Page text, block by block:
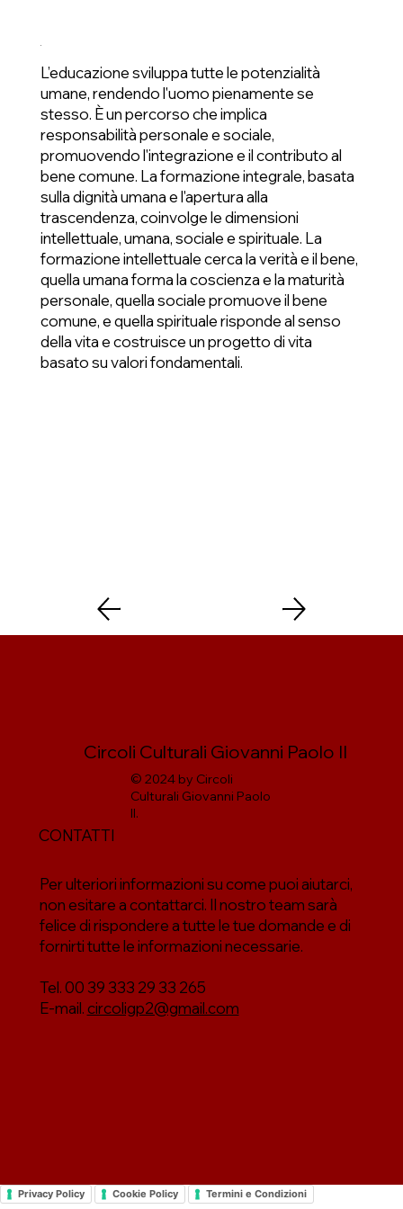
L’educazione sviluppa tutte le potenzialità
umane, rendendo l'uomo pienamente se
stesso. È un percorso che implica
responsabilità personale e sociale,
promuovendo l'integrazione e il contributo al
bene comune. La formazione integrale, basata
sulla dignità umana e l'apertura alla
trascendenza, coinvolge le dimensioni
intellettuale, umana, sociale e spirituale. La
formazione intellettuale cerca la verità e il bene,
quella umana forma la coscienza e la maturità
personale, quella sociale promuove il bene
comune, e quella spirituale risponde al senso
della vita e costruisce un progetto di vita
basato su valori fondamentali.
Circoli Culturali Giovanni Paolo II
© 2024 by Circoli
Culturali Giovanni Paolo
II.
Per ulteriori informazioni su come puoi aiutarci,
non esitare a contattarci. Il nostro team sarà
felice di rispondere a tutte le tue domande e di
fornirti tutte le informazioni necessarie.
Tel. 00 39 333 29 33 265
E-mail.circoligp2@gmail.com
CONTATTI
Privacy Policy Cookie Policy Termini e Condizioni